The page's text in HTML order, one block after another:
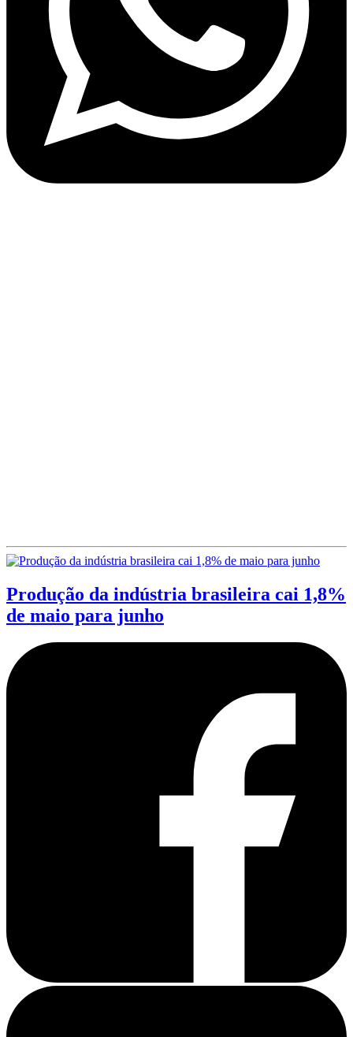
Produção da indústria brasileira cai 1,8%
de maio para junho